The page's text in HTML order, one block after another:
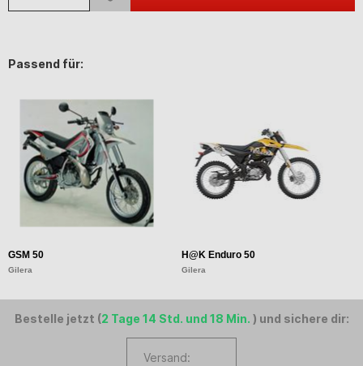
Passend für:
GSM 50
Gilera
H@K Enduro 50
Gilera
Bestelle jetzt (2 Tage 14 Std. und 18 Min. ) und sichere dir:
Versand: